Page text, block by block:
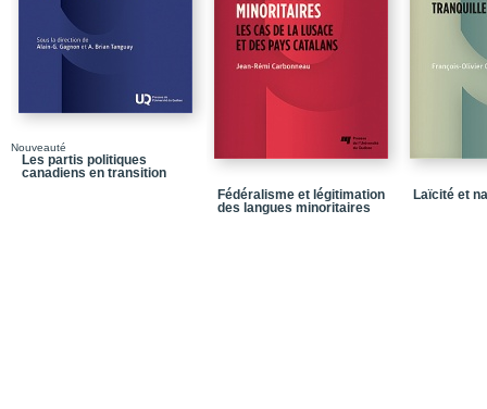
Chapitre 2 | De
Révolution tranquille
Chapitre 3 | Le Parti
l’Assemblée nationale
(1998-2008) : Benoît
fédéralisme et
Coalition avenir
Nouveauté
Les partis politiques
canadiens en transition
Fédéralisme et légitimation
des langues minoritaires
Laïcité et